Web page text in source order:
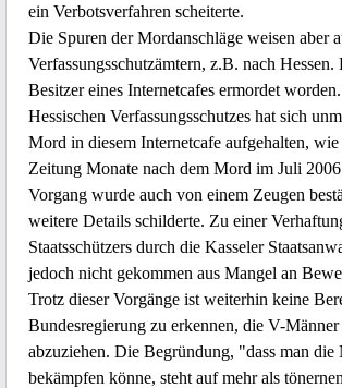
ein Verbotsverfahren scheiterte.
Die Spuren der Mordanschläge weisen aber
Verfassungsschutzämtern, z.B. nach
Besitzer eines Internetcafes ermordet
Hessischen Verfassungsschutzes hat sich
Mord in diesem Internetcafe aufgehalten,
Zeitung Monate nach dem Mord im Juli
Vorgang wurde auch von einem Zeugen
weitere Details schilderte. Zu einer
Staatsschützers durch die Kasseler
jedoch nicht gekommen aus Mangel an
Trotz dieser Vorgänge ist weiterhin keine
Bundesregierung zu erkennen, die V-
abzuziehen. Die Begründung, "dass man die
bekämpfen könne, steht auf mehr als